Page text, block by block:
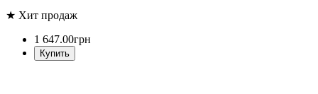
★ Хит продаж
1 647.00грн
Купить